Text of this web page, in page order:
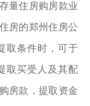
量住房购房款业
房的郑州住房公
取条件时，可于
取买受人及其配
房款，提取资金